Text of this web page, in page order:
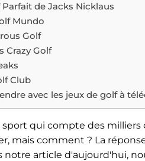
Parfait de Jacks Nicklaus
Mundo
Golf
Crazy Golf
Club
avec les jeux de golf à
qui compte des milliers
mais comment ? La
notre article d'aujourd'hui,